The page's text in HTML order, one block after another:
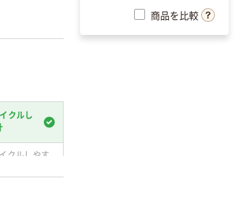
クルし
クルしやす
商品を比較